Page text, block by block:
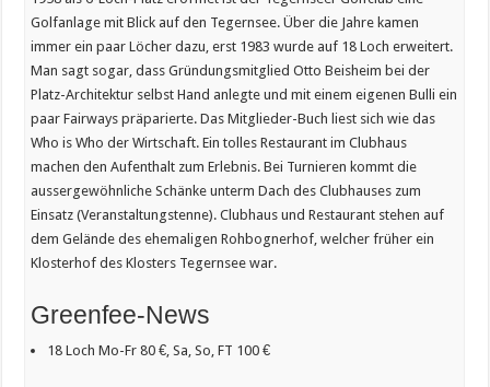
Golfanlage mit Blick auf den Tegernsee. Über die Jahre kamen
immer ein paar Löcher dazu, erst 1983 wurde auf 18 Loch erweitert.
Man sagt sogar, dass Gründungsmitglied Otto Beisheim bei der
Platz-Architektur selbst Hand anlegte und mit einem eigenen Bulli ein
paar Fairways präparierte. Das Mitglieder-Buch liest sich wie das
Who is Who der Wirtschaft. Ein tolles Restaurant im Clubhaus
machen den Aufenthalt zum Erlebnis. Bei Turnieren kommt die
aussergewöhnliche Schänke unterm Dach des Clubhauses zum
Einsatz (Veranstaltungstenne). Clubhaus und Restaurant stehen auf
dem Gelände des ehemaligen Rohbognerhof, welcher früher ein
Klosterhof des Klosters Tegernsee war.
Greenfee-News
18 Loch Mo-Fr 80 €, Sa, So, FT 100 €